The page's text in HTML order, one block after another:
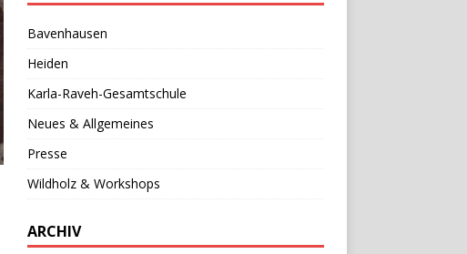
Bavenhausen
Heiden
Karla-Raveh-Gesamtschule
Neues & Allgemeines
Presse
Wildholz & Workshops
ARCHIV